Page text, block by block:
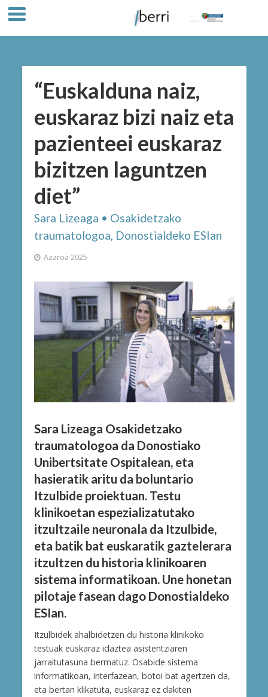
“Euskalduna naiz,
euskaraz bizi naiz eta
pazienteei euskaraz
bizitzen laguntzen
diet”
Sara Lizeaga • Osakidetzako
traumatologoa, Donostialdeko ESIan
Azaroa 2025
Sara Lizeaga Osakidetzako
traumatologoa da Donostiako
Unibertsitate Ospitalean, eta
hasieratik aritu da boluntario
Itzulbide proiektuan. Testu
klinikoetan espezializatutako
itzultzaile neuronala da Itzulbide,
eta batik bat euskaratik gaztelerara
itzultzen du historia klinikoaren
sistema informatikoan. Une honetan
pilotaje fasean dago Donostialdeko
ESIan.
Itzulbidek ahalbidetzen du historia klinikoko
testuak euskaraz idaztea asistentziaren
jarraitutasuna bermatuz. Osabide sistema
informatikoan, interfazean, botoi bat agertzen da,
eta bertan klikatuta, euskaraz ez dakiten